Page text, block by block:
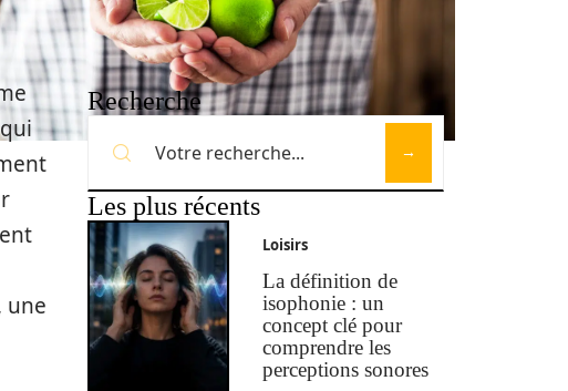
une
Recherche
Les plus récents
Loisirs
La définition de
isophonie : un
concept clé pour
comprendre les
perceptions sonores